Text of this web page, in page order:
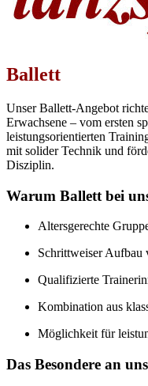
Ballett
Unser Ballett-Angebot
Erwachsene – vom ersten
leistungsorientierten
mit solider Technik und
Disziplin.
Warum Ballett bei
Altersgerechte
Schrittweiser Aufbau
Qualifizierte
Kombination aus
Möglichkeit für
Das Besondere an